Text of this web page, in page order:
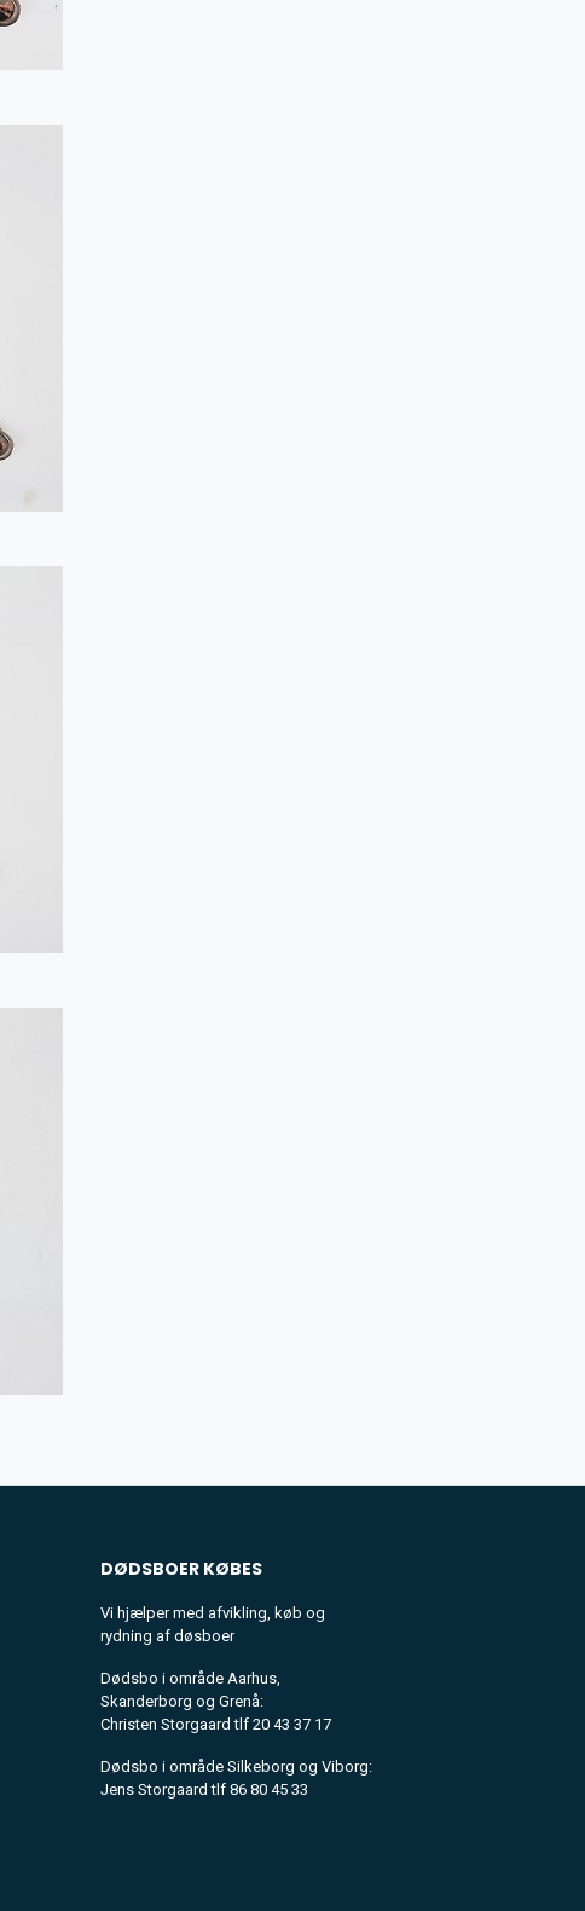
DØDSBOER KØBES
Vi hjælper med afvikling, køb og
rydning af døsboer
Dødsbo i område Aarhus,
Skanderborg og Grenå:
Christen Storgaard tlf 20 43 37 17
Dødsbo i område Silkeborg og Viborg:
Jens Storgaard tlf 86 80 45 33